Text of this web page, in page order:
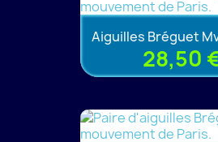
Aiguilles Bréguet
28,50